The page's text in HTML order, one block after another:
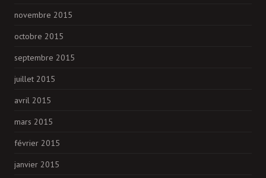
novembre 2015
octobre 2015
septembre 2015
juillet 2015
avril 2015
mars 2015
février 2015
janvier 2015